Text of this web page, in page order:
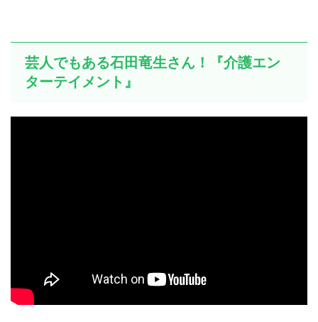
芸人でもある石田竜生さん！『介護エン
ターテイメント』